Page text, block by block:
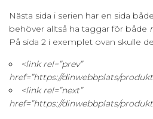
Nästa sida i serien har en sida
behöver alltså ha taggar för både
På sida 2 i exemplet ovan skulle
<link rel=”prev”
href=”https://dinwebbplats/
<link rel=”next”
href=”https://dinwebbplats/